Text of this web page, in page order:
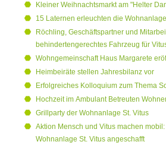
Kleiner Weihnachtsmarkt am "Helter
15 Laternen erleuchten die
Röchling, Geschäftspartner und
behindertengerechtes Fahrzeug für
Wohngemeinschaft Haus Margarete
Heimbeiräte stellen Jahresbilanz vor
Erfolgreiches Kolloquium zum Thema
Hochzeit im Ambulant Betreuten
Grillparty der Wohnanlage St. Vitus
Aktion Mensch und Vitus machen
Wohnanlage St. Vitus angeschafft